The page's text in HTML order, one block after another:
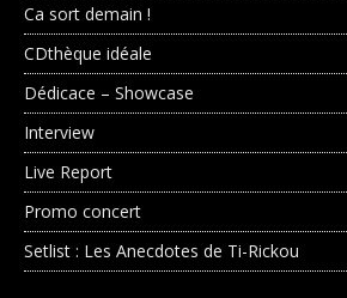
Ca sort demain !
CDthèque idéale
Dédicace – Showcase
Interview
Live Report
Promo concert
Setlist : Les Anecdotes de Ti-Rickou